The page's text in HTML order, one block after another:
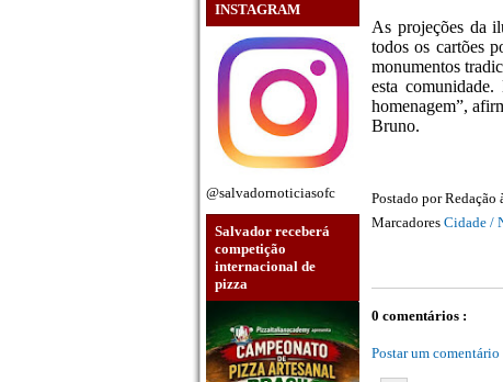
INSTAGRAM
@salvadornoticiasofc
Salvador receberá
competição
internacional de
pizza
As projeções da
todos os cartões
monumentos
esta
homenagem”,
Bruno.
Postado porRedação
Marcadores Cidade /
0 comentários :
Postar um comentário